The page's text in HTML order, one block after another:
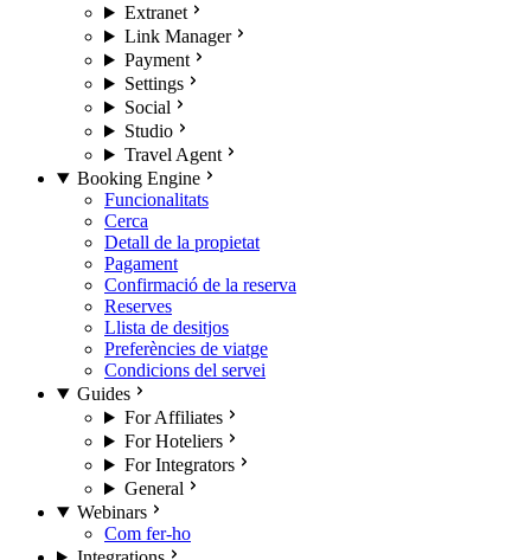
Extranet
Link Manager
Payment
Settings
Social
Studio
Travel Agent
Booking Engine
Funcionalitats
Cerca
Detall de la propietat
Pagament
Confirmació de la reserva
Reserves
Llista de desitjos
Preferències de viatge
Condicions del servei
Guides
For Affiliates
For Hoteliers
For Integrators
General
Webinars
Com fer-ho